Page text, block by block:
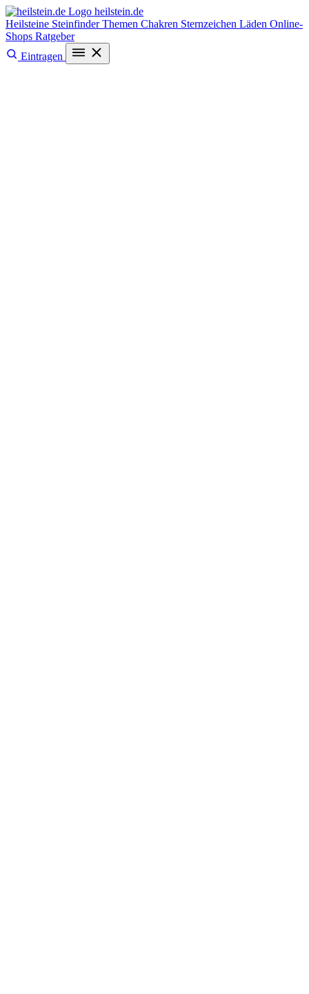
heilstein.de
Heilsteine SteinfinderThemen Chakren Sternzeichen Läden Online-
Shops Ratgeber
Eintragen